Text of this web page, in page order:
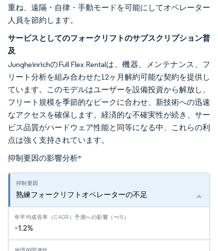
重ね、遠隔・自律・手動モードを可能にしてオペレーター
人員を節約します。
サービスとしてのフォークリフトのサブスクリプション普
及
JungheinrichのFull Flex Rentalは、機器、メンテナンス、フ
リート分析を組み合わせた12ヶ月解約可能な契約を提供し
ています。このモデルはユーザーを設備投資から解放し、
フリート規模を季節的なピークに合わせ、新技術への迅速
なアクセスを確保します。経済的な不確実性が続き、サー
ビス品質がハードウェア性能と同等になる中、これらの利
点は強く支持されています。
抑制要因の影響分析*
熟練フォークリフトオペレーターの不足
-1.2%